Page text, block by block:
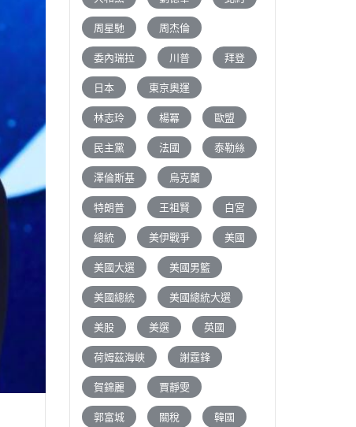
周星馳 周杰倫
委內瑞拉 川普 拜登
日本 東京奧運
林志玲 楊冪 歐盟
民主黨 法國 泰勒絲
澤倫斯基 烏克蘭
特朗普 王祖賢 白宮
總統 美伊戰爭 美國
美國大選 美國男籃
美國總統 美國總統大選
美股 美選 英國
荷姆茲海峽 謝霆鋒
賀錦麗 賈靜雯
郭富城 關稅 韓國